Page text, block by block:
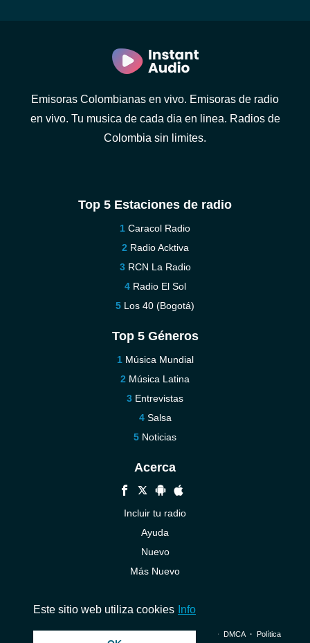
Emisoras Colombianas en vivo. Emisoras de radio
en vivo. Tu musica de cada dia en linea. Radios de
Colombia sin limites.
Top 5 Estaciones de radio
Caracol Radio
Radio Acktiva
RCN La Radio
Radio El Sol
Los 40 (Bogotá)
Top 5 Géneros
Música Mundial
Música Latina
Entrevistas
Salsa
Noticias
Acerca
Incluir tu radio
Ayuda
Nuevo
Más Nuevo
© 2026 InstantAudio. Reservados todos los derechos. ・ DMCA・ Política
Este sitio web utiliza cookies Info